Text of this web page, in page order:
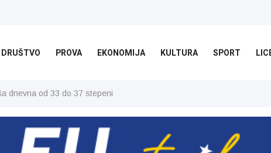
DRUŠTVO PROVA EKONOMIJA KULTURA SPORT
dnevna od 33 do 37 stepeni